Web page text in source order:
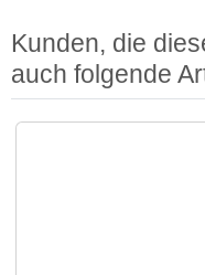
Kunden, die
auch folgende
Es folgt ein Produktslider -